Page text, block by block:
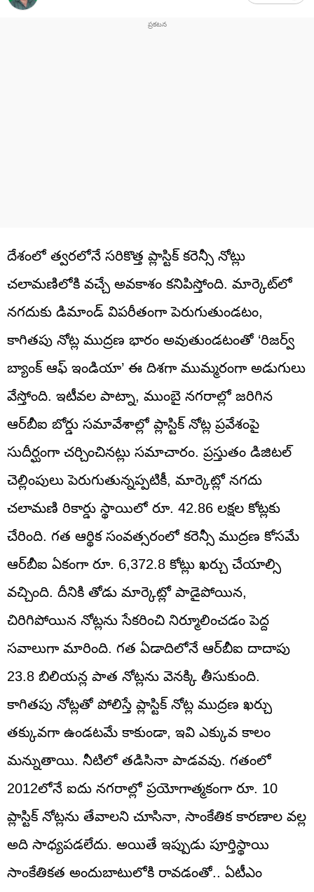
దేశంలో త్వరలోనే సరికొత్త ప్లాస్టిక్ కరెన్సీ నోట్లు
చలామణిలోకి వచ్చే అవకాశం కనిపిస్తోంది. మార్కెట్‌లో
నగదుకు డిమాండ్ విపరీతంగా పెరుగుతుండటం,
కాగితపు నోట్ల ముద్రణ భారం అవుతుండటంతో ‘రిజర్వ్
బ్యాంక్ ఆఫ్ ఇండియా’ ఈ దిశగా ముమ్మరంగా అడుగులు
వేస్తోంది. ఇటీవల పాట్నా, ముంబై నగరాల్లో జరిగిన
ఆర్‌బీఐ బోర్డు సమావేశాల్లో ప్లాస్టిక్ నోట్ల ప్రవేశంపై
సుదీర్ఘంగా చర్చించినట్లు సమాచారం. ప్రస్తుతం డిజిటల్
చెల్లింపులు పెరుగుతున్నప్పటికీ, మార్కెట్లో నగదు
చలామణి రికార్డు స్థాయిలో రూ. 42.86 లక్షల కోట్లకు
చేరింది. గత ఆర్థిక సంవత్సరంలో కరెన్సీ ముద్రణ కోసమే
ఆర్‌బీఐ ఏకంగా రూ. 6,372.8 కోట్లు ఖర్చు చేయాల్సి
వచ్చింది. దీనికి తోడు మార్కెట్లో పాడైపోయిన,
చిరిగిపోయిన నోట్లను సేకరించి నిర్మూలించడం పెద్ద
సవాలుగా మారింది. గత ఏడాదిలోనే ఆర్‌బీఐ దాదాపు
23.8 బిలియన్ల పాత నోట్లను వెనక్కి తీసుకుంది.
కాగితపు నోట్లతో పోలిస్తే ప్లాస్టిక్ నోట్ల ముద్రణ ఖర్చు
తక్కువగా ఉండటమే కాకుండా, ఇవి ఎక్కువ కాలం
మన్నుతాయి. నీటిలో తడిసినా పాడవవు. గతంలో
2012లోనే ఐదు నగరాల్లో ప్రయోగాత్మకంగా రూ. 10
ప్లాస్టిక్ నోట్లను తేవాలని చూసినా, సాంకేతిక కారణాల వల్ల
అది సాధ్యపడలేదు. అయితే ఇప్పుడు పూర్తిస్థాయి
సాంకేతికత అందుబాటులోకి రావడంతో.. ఏటీఎం